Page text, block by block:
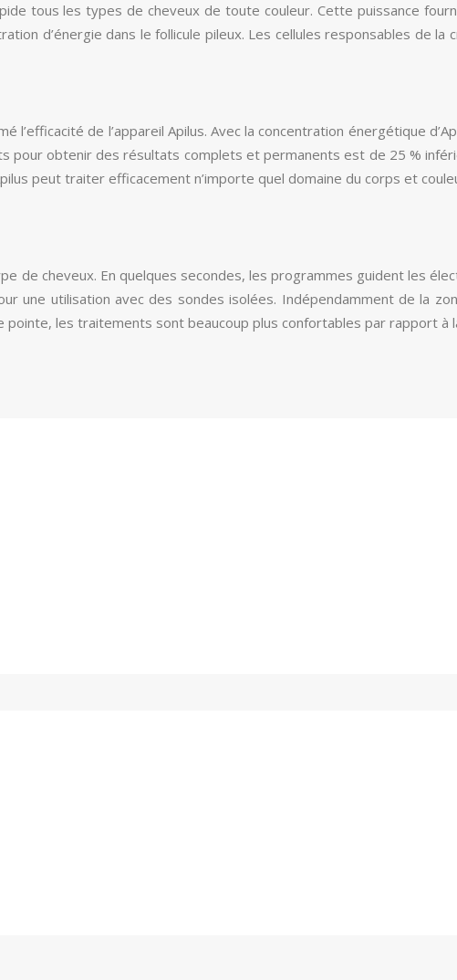
tous les types de cheveux de toute couleur. Cette puissance
d’énergie dans le follicule pileux. Les cellules responsables de
de l’appareil Apilus. Avec la concentration énergétique
obtenir des résultats complets et permanents est de 25 %
peut traiter efficacement n’importe quel domaine du corps et
de cheveux. En quelques secondes, les programmes guident les
une utilisation avec des sondes isolées. Indépendamment de la
les traitements sont beaucoup plus confortables par rapport à